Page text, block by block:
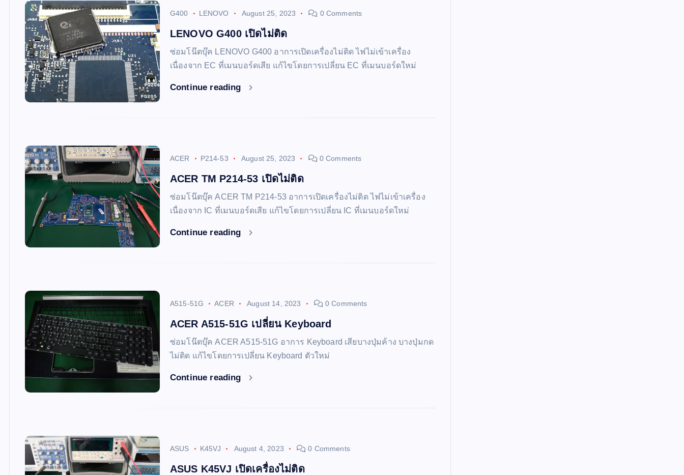
G400 LENOVO August 25, 2023 0 Comments
LENOVO G400 เปิดไม่ติด
ซ่อมโน๊ตบุ๊ค LENOVO G400 อาการเปิดเครื่องไม่ติด ไฟไม่เข้าเครื่อง
เนื่องจาก EC ที่เมนบอร์ดเสีย แก้ไขโดยการเปลี่ยน EC ที่เมนบอร์ดใหม่
Continue reading
ACER P214-53 August 25, 2023 0 Comments
ACER TM P214-53 เปิดไม่ติด
ซ่อมโน๊ตบุ๊ค ACER TM P214-53 อาการเปิดเครื่องไม่ติด ไฟไม่เข้าเครื่อง
เนื่องจาก IC ที่เมนบอร์ดเสีย แก้ไขโดยการเปลี่ยน IC ที่เมนบอร์ดใหม่
Continue reading
A515-51G ACER August 14, 2023 0 Comments
ACER A515-51G เปลี่ยน Keyboard
ซ่อมโน๊ตบุ๊ค ACER A515-51G อาการ Keyboard เสียบางปุ่มค้าง บางปุ่มกด
ไม่ติด แก้ไขโดยการเปลี่ยน Keyboard ตัวใหม่
Continue reading
ASUS K45VJ August 4, 2023 0 Comments
ASUS K45VJ เปิดเครื่องไม่ติด